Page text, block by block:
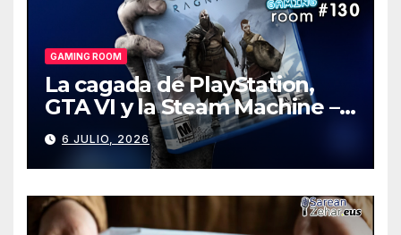
GAMING ROOM
La cagada de PlayStation,
GTA VI y la Steam Machine –
Gaming Room #130
6 JULIO, 2026